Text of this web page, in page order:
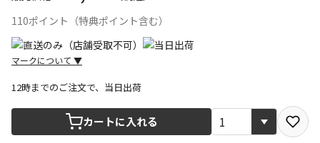
110ポイント（特典ポイント含む）
マークについて ▼
宅配や店舗受取を選択できる商品です
12時までのご注文で、当日出荷
カートに入れる